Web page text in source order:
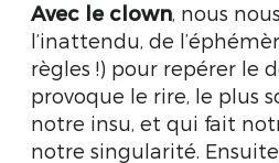
Avec le clown , nous
l’inattendu, de
règles !) pour repérer le
provoque le rire, le plus
notre insu, et qui fait
notre singularité.